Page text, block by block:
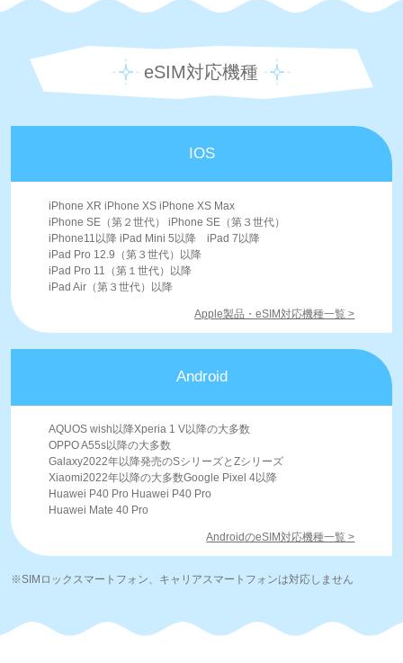
eSIM対応機種
IOS
iPhone XR iPhone XS iPhone XS Max
iPhone SE（第２世代） iPhone SE（第３世代）
iPhone11以降 iPad Mini 5以降 iPad 7以降
iPad Pro 12.9（第３世代）以降
iPad Pro 11（第１世代）以降
iPad Air（第３世代）以降
Apple製品・eSIM対応機種一覧 >
Android
AQUOS wish以降Xperia 1 V以降の大多数
OPPO A55s以降の大多数
Galaxy2022年以降発売のSシリーズとZシリーズ
Xiaomi2022年以降の大多数Google Pixel 4以降
Huawei P40 Pro Huawei P40 Pro
Huawei Mate 40 Pro
AndroidのeSIM対応機種一覧 >
※SIMロックスマートフォン、キャリアスマートフォンは対応しません